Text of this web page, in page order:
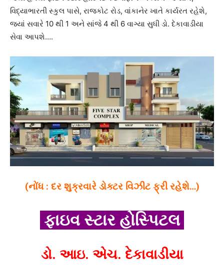
વિદ્યાભારતી સ્કુલ પાસે, રાજકોટ રોડ, વાંકાનેર ખાતે કાર્યરત રહેશે,
જ્યાં સવારે 10 થી 1 અને સાંજે 4 થી 6 વાગ્યા સુધી ડો. દેકાવાડીયા
સેવા આપશે….
(નોંધ : દર શુક્રવારે ડોક્ટર વિઝીટ ફ્રી રહેશે…)
ફાઇવ સ્ટાર હોસ્પિટલ
ડો. આઇ. એચ. દેકાવાડીયા